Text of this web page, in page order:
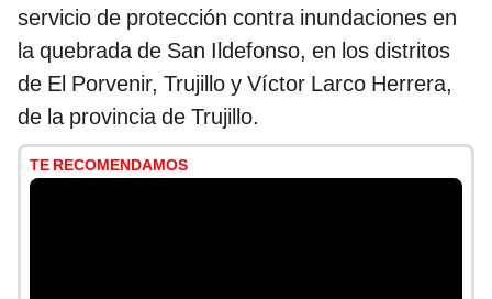
servicio de protección contra inundaciones en
la quebrada de San Ildefonso, en los distritos
de El Porvenir, Trujillo y Víctor Larco Herrera,
de la provincia de Trujillo.
TE RECOMENDAMOS